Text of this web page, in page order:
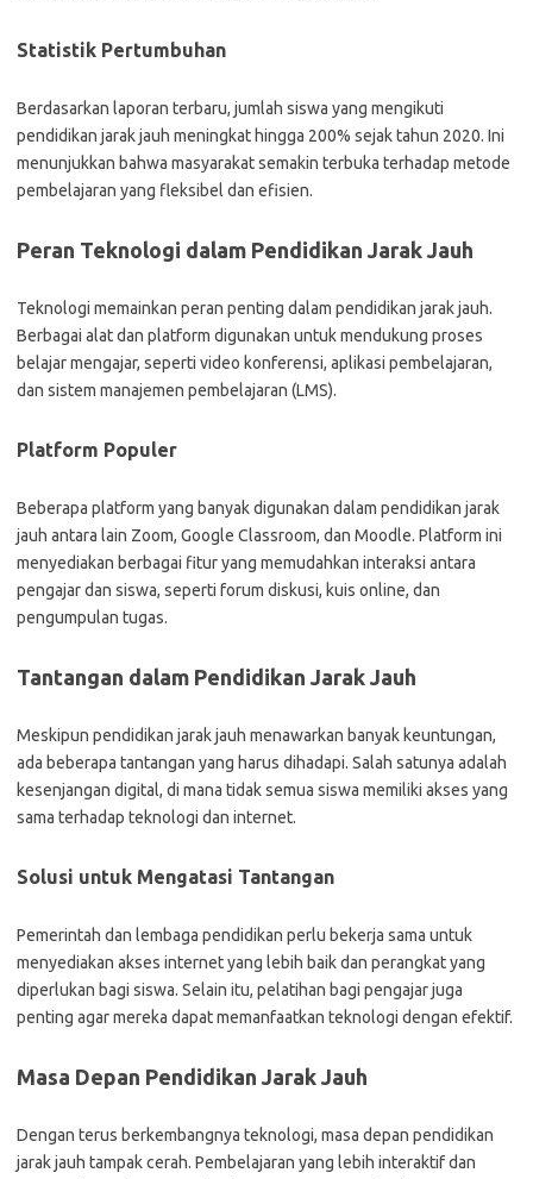
Statistik Pertumbuhan
Berdasarkan laporan terbaru, jumlah siswa yang mengikuti
pendidikan jarak jauh meningkat hingga 200% sejak tahun 2020. Ini
menunjukkan bahwa masyarakat semakin terbuka terhadap metode
pembelajaran yang fleksibel dan efisien.
Peran Teknologi dalam Pendidikan Jarak Jauh
Teknologi memainkan peran penting dalam pendidikan jarak jauh.
Berbagai alat dan platform digunakan untuk mendukung proses
belajar mengajar, seperti video konferensi, aplikasi pembelajaran,
dan sistem manajemen pembelajaran (LMS).
Platform Populer
Beberapa platform yang banyak digunakan dalam pendidikan jarak
jauh antara lain Zoom, Google Classroom, dan Moodle. Platform ini
menyediakan berbagai fitur yang memudahkan interaksi antara
pengajar dan siswa, seperti forum diskusi, kuis online, dan
pengumpulan tugas.
Tantangan dalam Pendidikan Jarak Jauh
Meskipun pendidikan jarak jauh menawarkan banyak keuntungan,
ada beberapa tantangan yang harus dihadapi. Salah satunya adalah
kesenjangan digital, di mana tidak semua siswa memiliki akses yang
sama terhadap teknologi dan internet.
Solusi untuk Mengatasi Tantangan
Pemerintah dan lembaga pendidikan perlu bekerja sama untuk
menyediakan akses internet yang lebih baik dan perangkat yang
diperlukan bagi siswa. Selain itu, pelatihan bagi pengajar juga
penting agar mereka dapat memanfaatkan teknologi dengan efektif.
Masa Depan Pendidikan Jarak Jauh
Dengan terus berkembangnya teknologi, masa depan pendidikan
jarak jauh tampak cerah. Pembelajaran yang lebih interaktif dan